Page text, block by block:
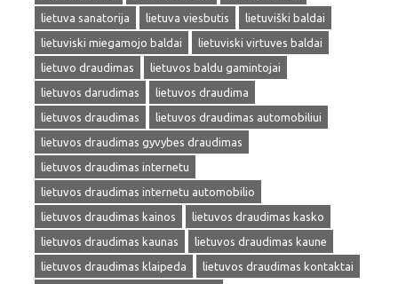
lietuva sanatorija
lietuva viesbutis
lietuviški baldai
lietuviski miegamojo baldai
lietuviski virtuves baldai
lietuvo draudimas
lietuvos baldu gamintojai
lietuvos darudimas
lietuvos draudima
lietuvos draudimas
lietuvos draudimas automobiliui
lietuvos draudimas gyvybes draudimas
lietuvos draudimas internetu
lietuvos draudimas internetu automobilio
lietuvos draudimas kainos
lietuvos draudimas kasko
lietuvos draudimas kaunas
lietuvos draudimas kaune
lietuvos draudimas klaipeda
lietuvos draudimas kontaktai